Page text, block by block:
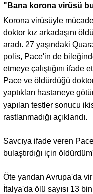
"Bana korona virüsü
Korona virüsüyle
doktor kız arkadaşını
aradı. 27 yaşındaki
polis, Pace'in de
etmeye çalıştığını ifade
Pace ve öldürdüğü
yaptıkları hastaneye
yapılan testler sonucu
rastlanmadığı açıklandı.
Savcıya ifade veren
bulaştırdığı için
Öte yandan Avrupa'da
İtalya'da ölü sayısı 13